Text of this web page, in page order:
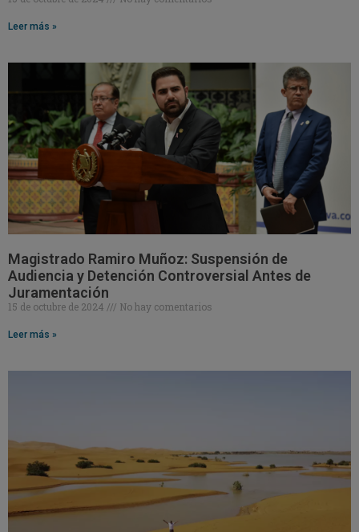
Leer más »
Magistrado Ramiro Muñoz: Suspensión de
Audiencia y Detención Controversial Antes de
Juramentación
15 de octubre de 2024 No hay comentarios
Leer más »